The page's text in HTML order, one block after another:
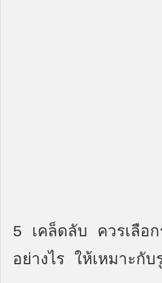
5 เคล็ดลับ ควรเลือก
อย่างไร ให้เหมาะกับ